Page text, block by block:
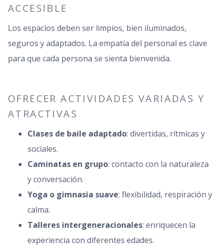
ACCESIBLE
Los espacios deben ser limpios, bien iluminados,
seguros y adaptados. La empatía del personal es clave
para que cada persona se sienta bienvenida.
OFRECER ACTIVIDADES VARIADAS Y
ATRACTIVAS
Clases de baile adaptado: divertidas, rítmicas y
sociales.
Caminatas en grupo: contacto con la naturaleza
y conversación.
Yoga o gimnasia suave: flexibilidad, respiración y
calma.
Talleres intergeneracionales: enriquecen la
experiencia con diferentes edades.